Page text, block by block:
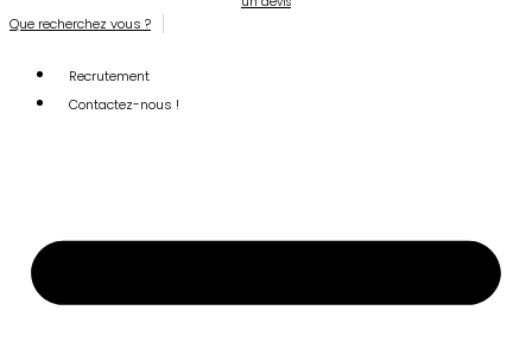
Que recherchez vous ?
Recrutement
Contactez-nous !